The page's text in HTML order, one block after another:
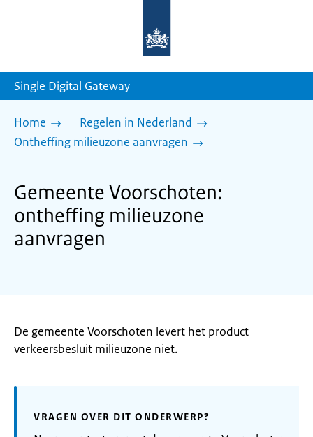
homepage
Single Digital Gateway
Home
Regelen in Nederland
Ontheffing milieuzone aanvragen
Gemeente Voorschoten:
ontheffing milieuzone
aanvragen
De gemeente Voorschoten levert het product
verkeersbesluit milieuzone niet.
VRAGEN OVER DIT ONDERWERP?